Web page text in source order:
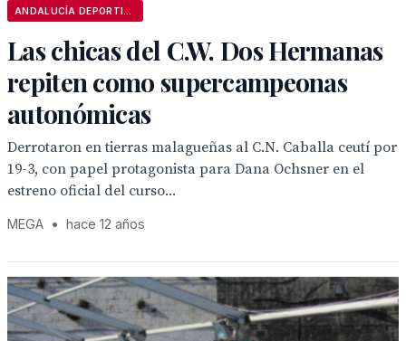
Las chicas del C.W. Dos Hermanas
repiten como supercampeonas
autonómicas
Derrotaron en tierras malagueñas al C.N. Caballa ceutí por
19-3, con papel protagonista para Dana Ochsner en el
estreno oficial del curso...
MEGA • hace 12 años